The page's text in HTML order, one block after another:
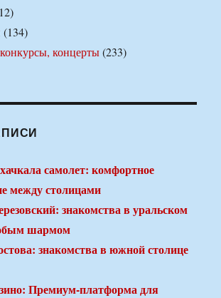
(134)
концерты(233)
самолет: комфортное
между столицами
знакомства в уральском
шармом
знакомства в южной столице
Премиум-платформа для